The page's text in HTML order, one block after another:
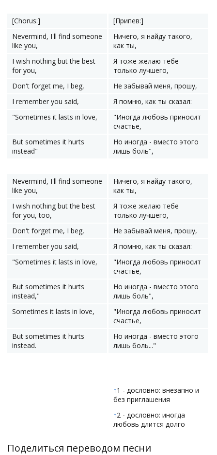
[Chorus:]
[Припев:]
Nevermind, I'll find someone
like you,
Ничего, я найду такого,
как ты,
I wish nothing but the best
for you,
Я тоже желаю тебе
только лучшего,
Don't forget me, I beg,
Не забывай меня, прошу,
I remember you said,
Я помню, как ты сказал:
"Sometimes it lasts in love,
"Иногда любовь приносит
счастье,
But sometimes it hurts
instead"
Но иногда - вместо этого
лишь боль",
Nevermind, I'll find someone
like you,
Ничего, я найду такого,
как ты,
I wish nothing but the best
for you, too,
Я тоже желаю тебе
только лучшего,
Don't forget me, I beg,
Не забывай меня, прошу,
I remember you said,
Я помню, как ты сказал:
"Sometimes it lasts in love,
"Иногда любовь приносит
счастье,
But sometimes it hurts
instead,"
Но иногда - вместо этого
лишь боль",
Sometimes it lasts in love,
"Иногда любовь приносит
счастье,
But sometimes it hurts
instead.
Но иногда - вместо этого
лишь боль..."
↑1 - дословно: внезапно и
без приглашения
↑2 - дословно: иногда
любовь длится долго
Поделиться переводом песни